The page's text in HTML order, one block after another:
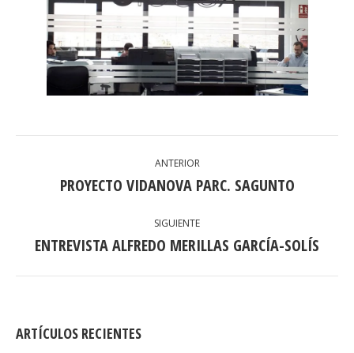
ENTRE
PUBLICACIONES
ANTERIOR
Publicación
PROYECTO VIDANOVA PARC. SAGUNTO
SIGUIENTE
Publicación
ENTREVISTA ALFREDO MERILLAS GARCÍA-SOLÍS
ARTÍCULOS RECIENTES